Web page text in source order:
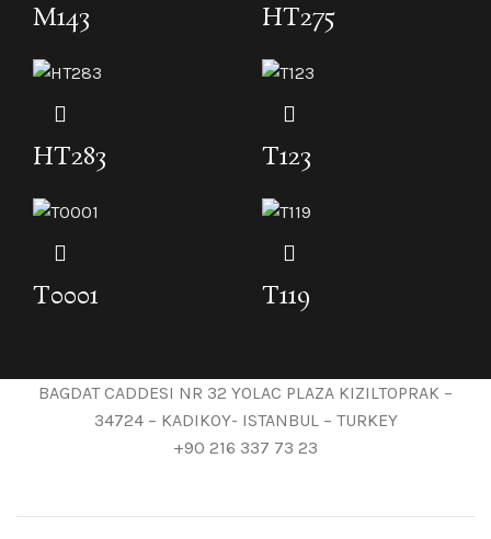
M143 HT275
HT283 T123
T0001 T119
BAGDAT CADDESI NR 32 YOLAC PLAZA KIZILTOPRAK –
34724 – KADIKOY- ISTANBUL – TURKEY
+90 216 337 73 23